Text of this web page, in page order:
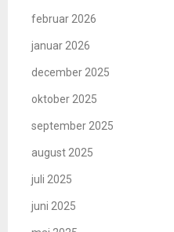
februar 2026
januar 2026
december 2025
oktober 2025
september 2025
august 2025
juli 2025
juni 2025